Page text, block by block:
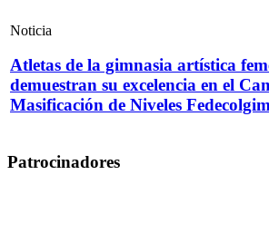
Noticia
Atletas de la gimnasia artística
demuestran su excelencia en el
Masificación de Niveles
Patrocinadores